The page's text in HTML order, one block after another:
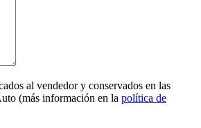
al vendedor y conservados en las
(más información en la política de